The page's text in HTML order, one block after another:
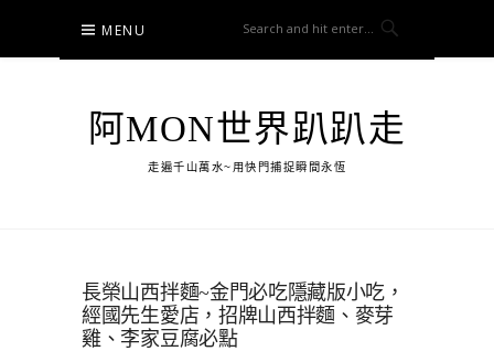
content
MENU
阿MON世界趴趴走
走遍千山萬水~用快門捕捉瞬間永恆
長榮山西拌麵~金門必吃隱藏版小吃，
經國先生愛店，招牌山西拌麵、麥芽
雞、李家豆腐必點